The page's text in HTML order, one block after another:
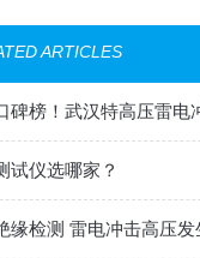
ARTICLES
试仪选哪家？
缘检测 雷电冲击高压